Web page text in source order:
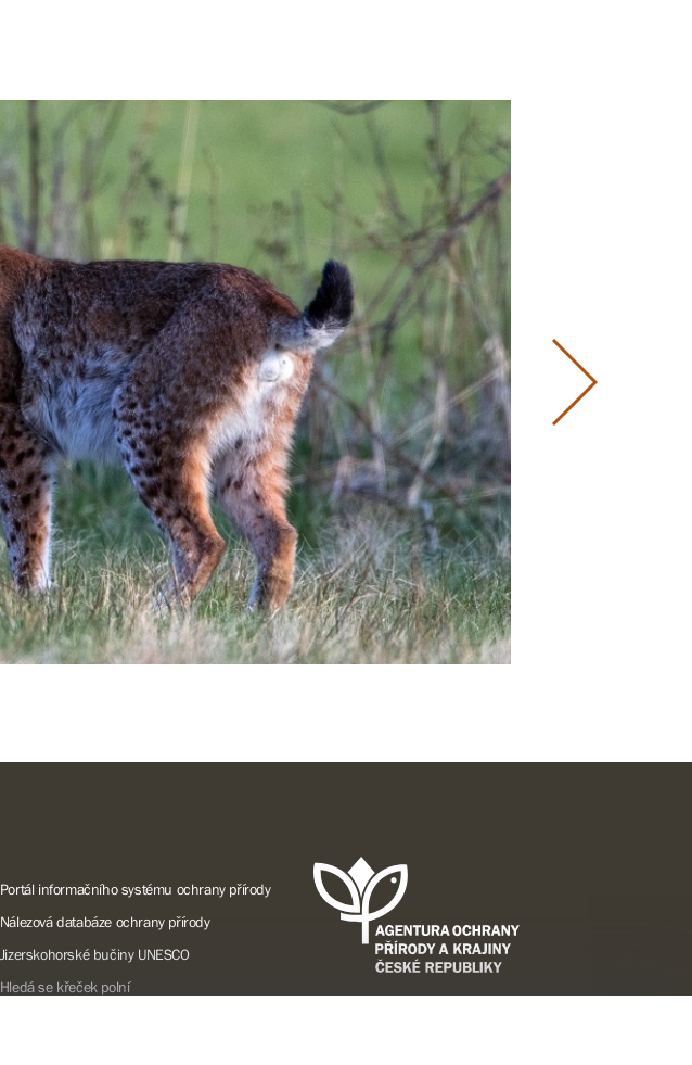
Portál informačního systému ochrany přírody
Nálezová databáze ochrany přírody
Jizerskohorské bučiny UNESCO
Hledá se křeček polní